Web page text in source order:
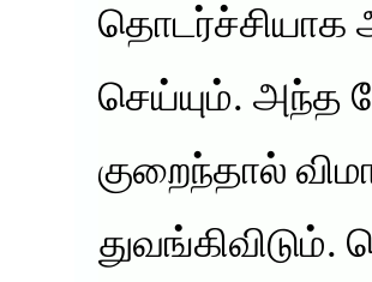
செய்யும். அந்த
குறைந்தால்
துவங்கிவிடும்.